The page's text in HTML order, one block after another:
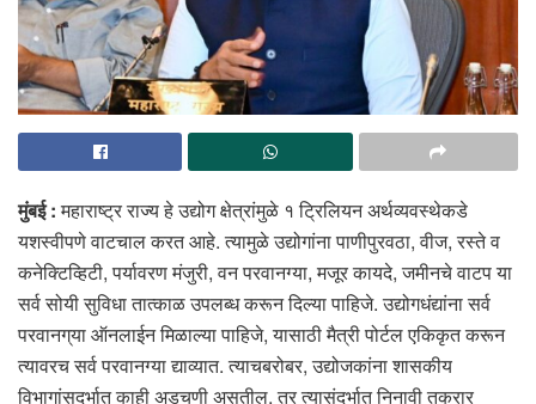
मुंबई :महाराष्ट्र राज्य हे उद्योग क्षेत्रांमुळे १ ट्रिलियन अर्थव्यवस्थेकडे
यशस्वीपणे वाटचाल करत आहे. त्यामुळे उद्योगांना पाणीपुरवठा, वीज, रस्ते व
कनेक्टिव्हिटी, पर्यावरण मंजुरी, वन परवानग्या, मजूर कायदे, जमीनचे वाटप या
सर्व सोयी सुविधा तात्काळ उपलब्‍ध करून दिल्या पाहिजे. उद्योगधंद्यांना सर्व
परवानग्‌या ऑनलाईन मिळाल्या पाहिजे, यासाठी मैत्री पोर्टल एकिकृत करून
त्यावरच सर्व परवानग्या द्याव्यात. त्याचबरोबर, उद्योजकांना शासकीय
विभागांसदर्भात काही अडचणी असतील, तर त्यासंदर्भात निनावी तक्रार